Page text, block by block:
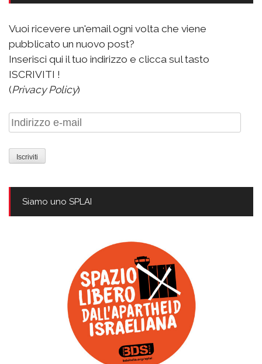
Vuoi ricevere un'email ogni volta che viene
pubblicato un nuovo post?
Inserisci qui il tuo indirizzo e clicca sul tasto
ISCRIVITI !
(Privacy Policy)
Indirizzo
e-
mail
Siamo uno SPLAI